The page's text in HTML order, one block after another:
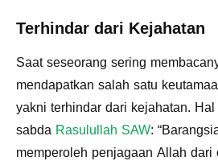
Terhindar dari Kejahatan
Saat seseorang sering
mendapatkan salah satu
yakni terhindar dari kejahatan.
sabda Rasulullah SAW:
memperoleh penjagaan Allah dari